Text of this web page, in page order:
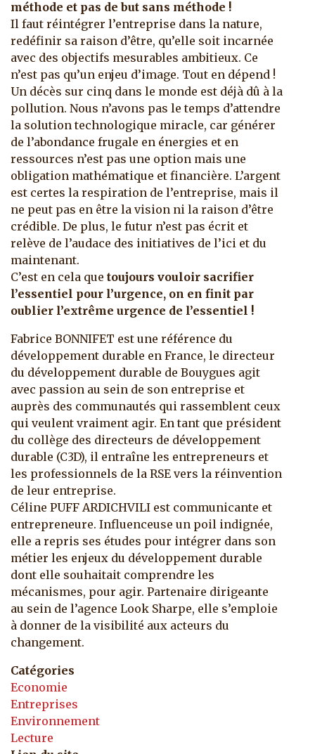
méthode et pas de but sans méthode !
Il faut réintégrer l’entreprise dans la nature,
redéfinir sa raison d’être, qu’elle soit incarnée
avec des objectifs mesurables ambitieux. Ce
n’est pas qu’un enjeu d’image. Tout en dépend !
Un décès sur cinq dans le monde est déjà dû à la
pollution. Nous n’avons pas le temps d’attendre
la solution technologique miracle, car générer
de l’abondance frugale en énergies et en
ressources n’est pas une option mais une
obligation mathématique et financière. L’argent
est certes la respiration de l’entreprise, mais il
ne peut pas en être la vision ni la raison d’être
crédible. De plus, le futur n’est pas écrit et
relève de l’audace des initiatives de l’ici et du
maintenant.
C’est en cela que toujours vouloir sacrifier
l’essentiel pour l’urgence, on en finit par
oublier l’extrême urgence de l’essentiel !
Fabrice BONNIFET est une référence du
développement durable en France, le directeur
du développement durable de Bouygues agit
avec passion au sein de son entreprise et
auprès des communautés qui rassemblent ceux
qui veulent vraiment agir. En tant que président
du collège des directeurs de développement
durable (C3D), il entraîne les entrepreneurs et
les professionnels de la RSE vers la réinvention
de leur entreprise.
Céline PUFF ARDICHVILI est communicante et
entrepreneure. Influenceuse un poil indignée,
elle a repris ses études pour intégrer dans son
métier les enjeux du développement durable
dont elle souhaitait comprendre les
mécanismes, pour agir. Partenaire dirigeante
au sein de l’agence Look Sharpe, elle s’emploie
à donner de la visibilité aux acteurs du
changement.
Catégories
Economie
Entreprises
Environnement
Lecture